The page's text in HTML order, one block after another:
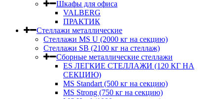
Шкафы для офиса
VALBERG
ПРАКТИК
Стеллажи металлические
Стеллажи MS U (2000 кг на секцию)
Стеллажи SB (2100 кг на стеллаж)
Сборные металлические стеллажи
ES ЛЕГКИЕ СТЕЛЛАЖИ (120 КГ НА
СЕКЦИЮ)
MS Standart (500 кг на секцию)
MS Strong (750 кг на секцию)